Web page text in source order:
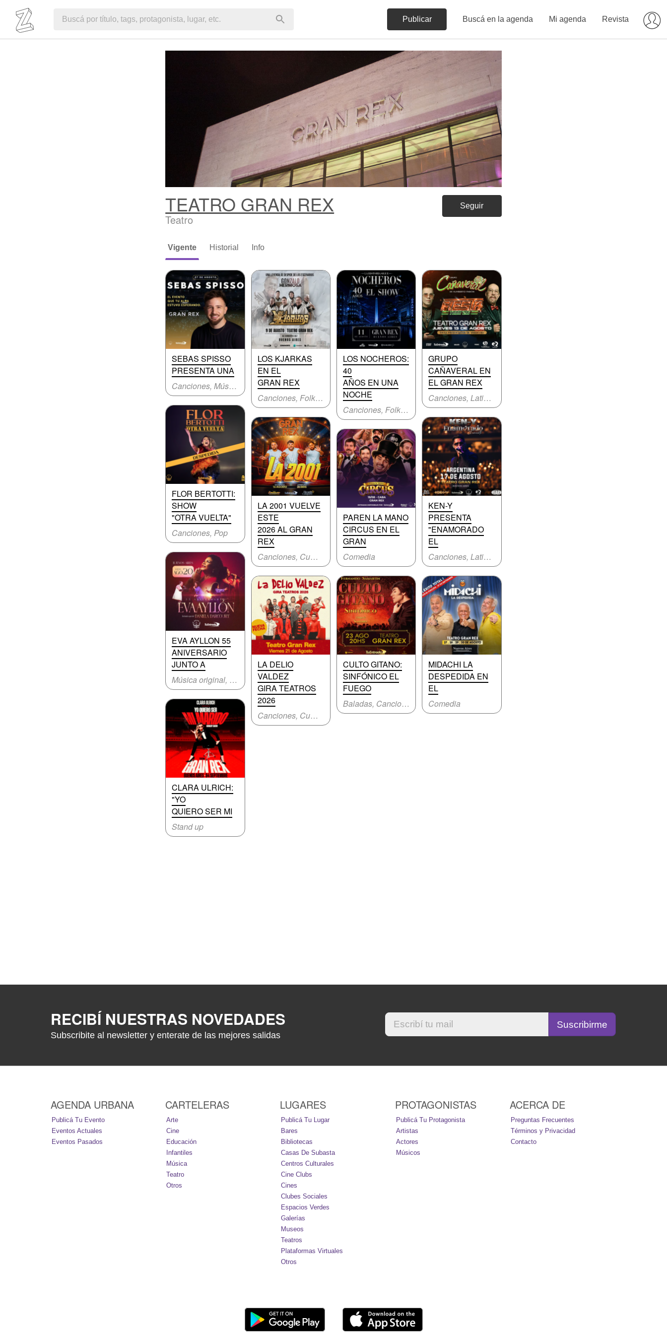
Publicar Buscá en la agenda Mi agenda Revista
Seguir
TEATRO GRAN REX
Teatro
Vigente Historial Info
SEBAS SPISSO
PRESENTA UNA
Canciones, Música original
LOS KJARKAS
EN EL
GRAN REX
Canciones, Folklore
LOS NOCHEROS:
40
AÑOS EN UNA
NOCHE
Canciones, Folklore
GRUPO
CAÑAVERAL EN
EL GRAN REX
Canciones, Latinoamericana
FLOR BERTOTTI:
SHOW
"OTRA VUELTA"
Canciones, Pop
LA 2001 VUELVE
ESTE
2026 AL GRAN
REX
Canciones, Cumbia
KEN-Y
PRESENTA
"ENAMORADO
EL
Canciones, Latinoamericana
PAREN LA MANO
CIRCUS EN EL
GRAN
Comedia
EVA AYLLON 55
ANIVERSARIO
JUNTO A
Música original, Recital
LA DELIO
VALDEZ
GIRA TEATROS
2026
Canciones, Cumbia
CULTO GITANO:
SINFÓNICO EL
FUEGO
Baladas, Canciones
MIDACHI LA
DESPEDIDA EN
EL
Comedia
CLARA ULRICH:
"YO
QUIERO SER MI
Stand up
RECIBÍ NUESTRAS NOVEDADES
Subscribite al newsletter y enterate de las mejores salidas
AGENDA URBANA
Publicá Tu Evento
Eventos Actuales
Eventos Pasados
CARTELERAS
Arte
Cine
Educación
Infantiles
Música
Teatro
Otros
LUGARES
Publicá Tu Lugar
Bares
Bibliotecas
Casas De Subasta
Centros Culturales
Cine Clubs
Cines
Clubes Sociales
Espacios Verdes
Galerías
Museos
Teatros
Plataformas Virtuales
Otros
PROTAGONISTAS
Publicá Tu Protagonista
Artistas
Actores
Músicos
ACERCA DE
Preguntas Frecuentes
Términos y Privacidad
Contacto